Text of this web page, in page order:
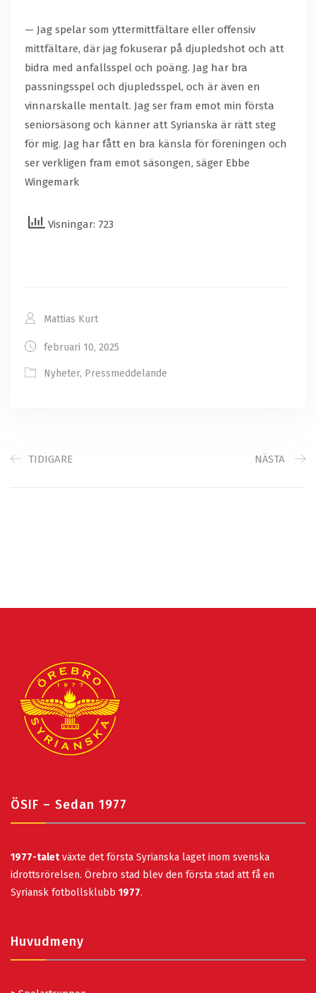
— Jag spelar som yttermittfältare eller offensiv
mittfältare, där jag fokuserar på djupledshot och att
bidra med anfallsspel och poäng. Jag har bra
passningsspel och djupledsspel, och är även en
vinnarskalle mentalt. Jag ser fram emot min första
seniorsäsong och känner att Syrianska är rätt steg
för mig. Jag har fått en bra känsla för föreningen och
ser verkligen fram emot säsongen, säger Ebbe
Wingemark
Visningar: 723
Mattias Kurt
februari 10, 2025
Nyheter, Pressmeddelande
TIDIGARE NÄSTA
ÖSIF – Sedan 1977
1977-taletväxte det första Syrianska laget inom svenska
idrottsrörelsen. Örebro stad blev den första stad att få en
Syriansk fotbollsklubb 1977.
Huvudmeny